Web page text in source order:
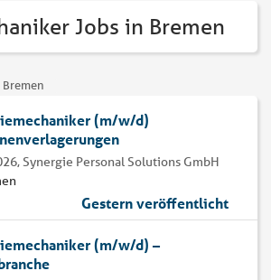
Jobs in Bremen
Bremen
(m/w/d)
Synergie Personal Solutions GmbH
Gestern veröffentlicht
(m/w/d) –